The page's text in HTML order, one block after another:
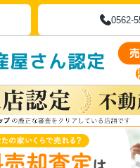
0562-